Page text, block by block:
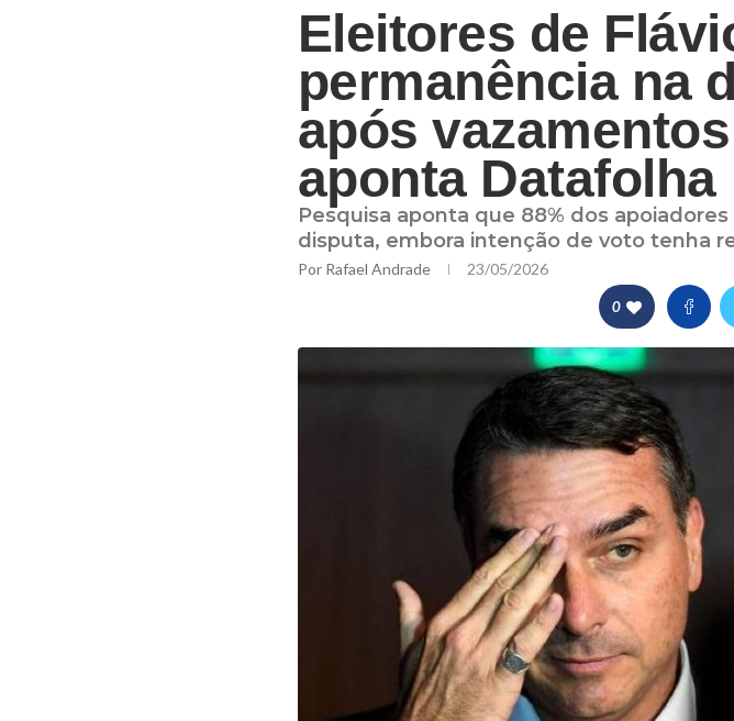
Eleitores de
permanência na
após
aponta Datafolha
Pesquisa aponta que 88% dos
disputa, embora intenção de voto tenha
Por Rafael Andrade 23/05/2026
0